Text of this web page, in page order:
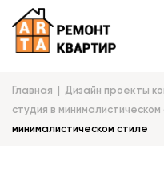
Главная Дизайн проекты
студия в минималистическом
минималистическом стиле